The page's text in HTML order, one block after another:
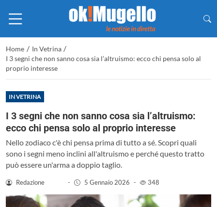
Home / In Vetrina /
I 3 segni che non sanno cosa sia l’altruismo: ecco chi pensa solo al
proprio interesse
IN VETRINA
I 3 segni che non sanno cosa sia l’altruismo:
ecco chi pensa solo al proprio interesse
Nello zodiaco c'è chi pensa prima di tutto a sé. Scopri quali
sono i segni meno inclini all'altruismo e perché questo tratto
può essere un'arma a doppio taglio.
Redazione - 5 Gennaio 2026 - 348